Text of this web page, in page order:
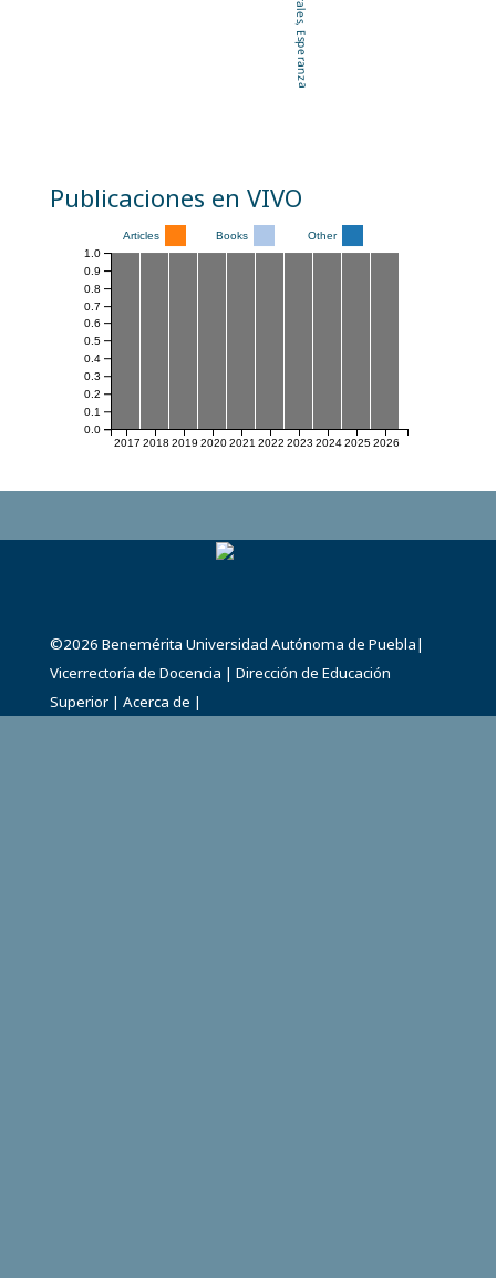
Publicaciones en VIVO
2017 2018 2019 2020 2021 2022 2023 2024 2025 2026
0.0
0.1
0.2
0.3
0.4
0.5
0.6
0.7
0.8
0.9
1.0
Articles Books Other
©2026 Benemérita Universidad Autónoma de Puebla|
Vicerrectoría de Docencia | Dirección de Educación
Superior | Acerca de |